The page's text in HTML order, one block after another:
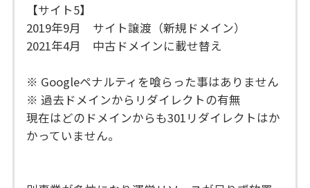
【サイト5】
2019年9月 サイト譲渡（新規ドメイン）
2021年4月 中古ドメインに載せ替え
※ Googleペナルティを喰らった事はありません
※ 過去ドメインからリダイレクトの有無
現在はどのドメインからも301リダイレクトはか
かっていません。